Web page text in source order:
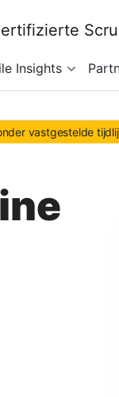
Insights
vastgestelde